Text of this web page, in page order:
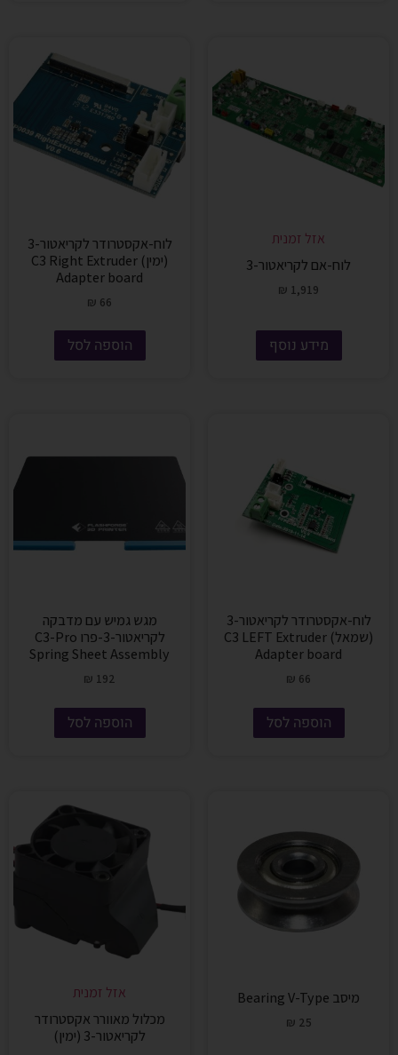
אזל זמנית
לוח-אם לקריאטור-3
₪ 1,919
מידע נוסף
לוח-אקסטרודר לקריאטור-3
(ימין) C3 Right Extruder
Adapter board
₪ 66
הוספה לסל
לוח-אקסטרודר לקריאטור-3
(שמאל) C3 LEFT Extruder
Adapter board
₪ 66
הוספה לסל
מגש גמיש עם מדבקה
לקריאטור-3-פרו C3-Pro
Spring Sheet Assembly
₪ 192
הוספה לסל
מיסב Bearing V-Type
₪ 25
אזל זמנית
מכלול מאוורר אקסטרודר
לקריאטור-3 (ימין)